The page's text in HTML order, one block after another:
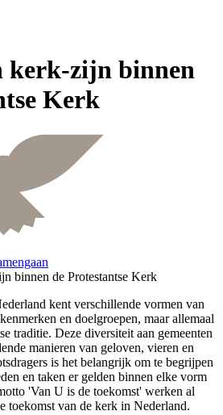
kerk-zijn binnen
Kerk
binnen de Protestantse Kerk
kent verschillende vormen van
en doelgroepen, maar allemaal
traditie. Deze diversiteit aan gemeenten
manieren van geloven, vieren en
is het belangrijk om te begrijpen
en taken er gelden binnen elke vorm
'Van U is de toekomst' werken al
toekomst van de kerk in Nederland.